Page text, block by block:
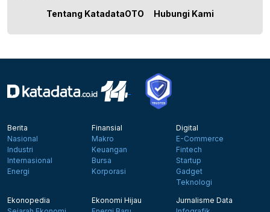
Tentang KatadataOTO Hubungi Kami
Berita
Nasional
Industri
Internasional
Energi
Finansial
Makro
Keuangan
Bursa
Korporasi
Digital
E-Commerce
Fintech
Startup
Gadget
Teknologi
Ekonopedia
Ekonomi Hijau
Jurnalisme Data